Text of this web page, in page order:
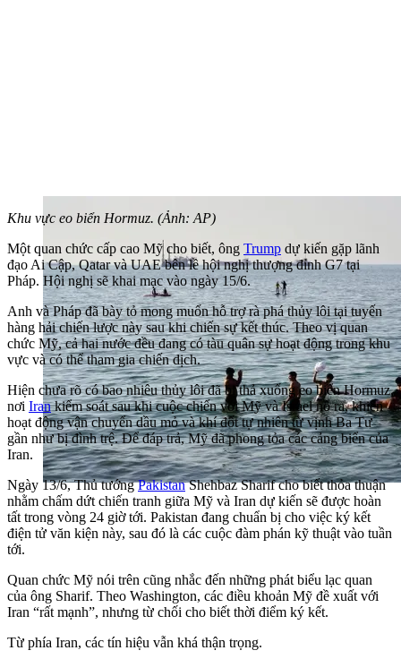
Khu vực eo biển Hormuz. (Ảnh: AP)
Một quan chức cấp cao Mỹ cho biết, ông Trump dự kiến gặp lãnh
đạo Ai Cập, Qatar và UAE bên lề hội nghị thượng đỉnh G7 tại
Pháp. Hội nghị sẽ khai mạc vào ngày 15/6.
Anh và Pháp đã bày tỏ mong muốn hỗ trợ rà phá thủy lôi tại tuyến
hàng hải chiến lược này sau khi chiến sự kết thúc. Theo vị quan
chức Mỹ, cả hai nước đều đang có tàu quân sự hoạt động trong khu
vực và có thể tham gia chiến dịch.
Hiện chưa rõ có bao nhiêu thủy lôi đã bị thả xuống eo biển Hormuz,
nơi Irankiểm soát sau khi cuộc chiến với Mỹ và Israel nổ ra, khiến
hoạt động vận chuyển dầu mỏ và khí đốt tự nhiên từ vịnh Ba Tư
gần như bị đình trệ. Để đáp trả, Mỹ đã phong tỏa các cảng biển của
Iran.
Ngày 13/6, Thủ tướngPakistanShehbaz Sharif cho biết thỏa thuận
nhằm chấm dứt chiến tranh giữa Mỹ và Iran dự kiến sẽ được hoàn
tất trong vòng 24 giờ tới. Pakistan đang chuẩn bị cho việc ký kết
điện tử văn kiện này, sau đó là các cuộc đàm phán kỹ thuật vào tuần
tới.
Quan chức Mỹ nói trên cũng nhắc đến những phát biểu lạc quan
của ông Sharif. Theo Washington, các điều khoản Mỹ đề xuất với
Iran “rất mạnh”, nhưng từ chối cho biết thời điểm ký kết.
Từ phía Iran, các tín hiệu vẫn khá thận trọng.